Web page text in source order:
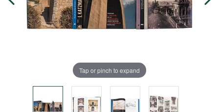
Tap or pinch to expand